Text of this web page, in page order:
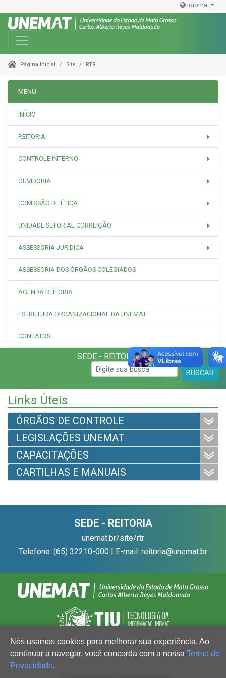
Idioma
Toggle navigation
Página Inicial Site RTR
MENU
INÍCIO
REITORIA
CONTROLE INTERNO
OUVIDORIA
COMISSÃO DE ÉTICA
UNIDADE SETORIAL CORREIÇÃO
ASSESSORIA JURÍDICA
ASSESSORIA DOS ÓRGÃOS COLEGIADOS
AGENDA REITORIA
ESTRUTURA ORGANIZACIONAL DA UNEMAT
CONTATOS
SEDE - REITORIA
BUSCAR
Links Úteis
ÓRGÃOS DE CONTROLE
LEGISLAÇÕES UNEMAT
CAPACITAÇÕES
CARTILHAS E MANUAIS
SEDE - REITORIA
unemat.br/site/rtr
Telefone: (65) 32210-000 | E-mail: reitoria@unemat.br
Nós usamos cookies para melhorar sua experiência. Ao
continuar a navegar, você concorda com a nossa Termo de
Privacidade.